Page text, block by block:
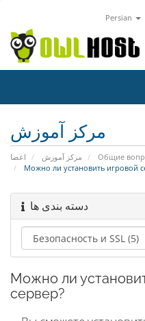
Persian
مرکز آموزش
اعضا مرکز آموزش
Общие
Можно ли установить игровой
دسته بندی ها
Можно ли
сервер?